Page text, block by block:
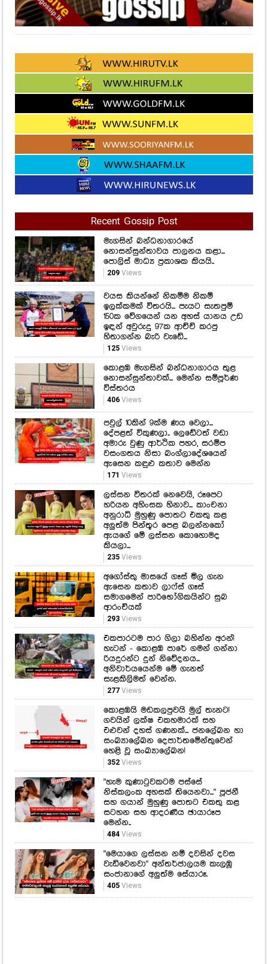
Recent Gossip Post
මැගසින් බන්ධනාගාරයේ
නොසන්සුන්තාවය පාලනය කළා...
පොලිස් මාධ්‍ය ප්‍රකාශක කියයි..
209Views
වයස කියන්නේ නිකම්ම නිකම්
ඉලක්කමක් විතරයි... පැයට සැතපුම්
150ක වේගයෙන් යන අහස් යානය උඩ
ඉඳන් අවුරුදු 97ක ආච්චි කරපු
හිතාගන්න බැරි වැඩේ...
125Views
කොළඹ මැගසින් බන්ධනාගාරය තුළ
නොසන්සුන්තාවක්... මෙන්න සම්පූර්ණ
විස්තරය
406Views
පවුල් 10කින් 9ක්ම ණය වෙලා...
දේපළත් විකුණලා.. ලෙඩේටත් වඩා
අමාරු වුණු ආර්ථික පහර, සරම්ප
වසංගතය නිසා බංග්ලාදේශයෙන්
ඇසෙන කඳුළු කතාව මෙන්න
171 Views
ලස්සන විතරක් නෙවෙයි, රූපෙට
හරියන අහිංසක හිනාව... කාංචනා
අනුරාධි මුහුණු පොතට එකතු කළ
අලුත්ම පින්තූර පෙළ බලන්නකෝ
ඇයගේ මේ ලස්සන කොහොමද
කියලා...
235Views
අගෝස්තු මාසයේ ගෑස් මිල ගැන
ඇසෙන කතාව ලාෆ්ස් ගෑස්
සමාගමෙන් පාරිභෝගිකයින්ට සුබ
ආරංචියක්
293Views
එකපාරටම පාර ගිලා බහින්න අරන්!
හැටන් - කොළඹ පාරේ ගමන් ගන්නා
රියදුරන්ට දුන් නිවේදනය...
අනිවාර්යයෙන්ම මේ ගැනත්
සැළකිලිමත් වෙන්න.
277Views
කොළඹයි මඩකලපුවයි මුල් තැනට!
ගවයින් ලක්ෂ එකහමාරක් සහ
එළුවන් දහස් ගණනක්... ජනලේඛන හා
සංඛ්‍යාලේඛන දෙපාර්තමේන්තුවෙන්
හෙළි වූ සංඛ්‍යාලේඛන!
352Views
"හැම කුණාටුවකටම පස්සේ
නිස්කලංක අහසක් තියෙනවා..." පූජනී
සහ ගයාන් මුහුණු පොතට එකතු කළ
සටහන සහ ආදරණීය ඡායාරූප
මෙන්න..
484Views
"මෙයාගෙ ලස්සන නම් දවසින් දවස
වැඩිවෙනවා" අන්තර්ජාලයම කැලඹූ
සංජානාගේ අලුත්ම සේයාරූ.
405Views